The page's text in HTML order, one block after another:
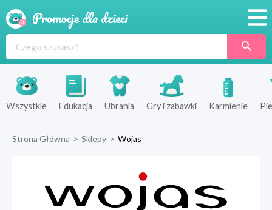
Produkty
Sklepy
Wszystkie Edukacja Ubrania Gry i zabawki Karmienie
Strona Główna > Sklepy > Wojas